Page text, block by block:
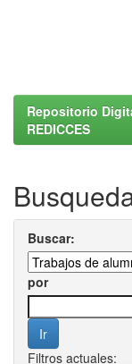
Repositorio
REDICCES
Buscar:
por
Filtros actuales: